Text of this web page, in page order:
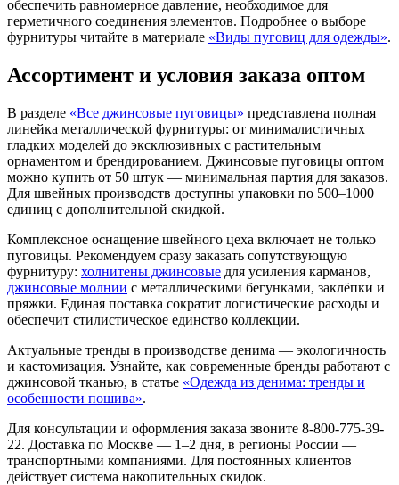
обеспечить равномерное давление, необходимое для
герметичного соединения элементов. Подробнее о выборе
фурнитуры читайте в материале «Виды пуговиц для одежды».
Ассортимент и условия заказа оптом
В разделе «Все джинсовые пуговицы» представлена полная
линейка металлической фурнитуры: от минималистичных
гладких моделей до эксклюзивных с растительным
орнаментом и брендированием. Джинсовые пуговицы оптом
можно купить от 50 штук — минимальная партия для заказов.
Для швейных производств доступны упаковки по 500–1000
единиц с дополнительной скидкой.
Комплексное оснащение швейного цеха включает не только
пуговицы. Рекомендуем сразу заказать сопутствующую
фурнитуру: холнитены джинсовые для усиления карманов,
джинсовые молнии с металлическими бегунками, заклёпки и
пряжки. Единая поставка сократит логистические расходы и
обеспечит стилистическое единство коллекции.
Актуальные тренды в производстве денима — экологичность
и кастомизация. Узнайте, как современные бренды работают с
джинсовой тканью, в статье «Одежда из денима: тренды и
особенности пошива».
Для консультации и оформления заказа звоните 8-800-775-39-
22. Доставка по Москве — 1–2 дня, в регионы России —
транспортными компаниями. Для постоянных клиентов
действует система накопительных скидок.